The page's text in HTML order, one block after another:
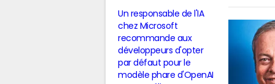
Un responsable de l'IA
chez Microsoft
recommande aux
développeurs d'opter
par défaut pour le
modèle phare d'OpenAI